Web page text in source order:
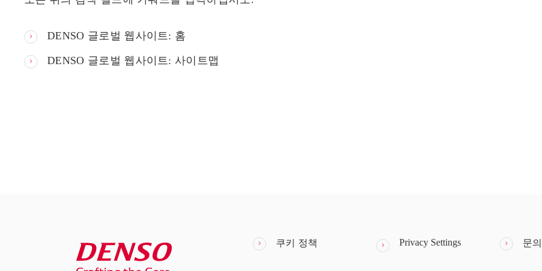
DENSO 글로벌 웹사이트: 홈
DENSO 글로벌 웹사이트: 사이트맵
쿠키 정책 Privacy Settings 문